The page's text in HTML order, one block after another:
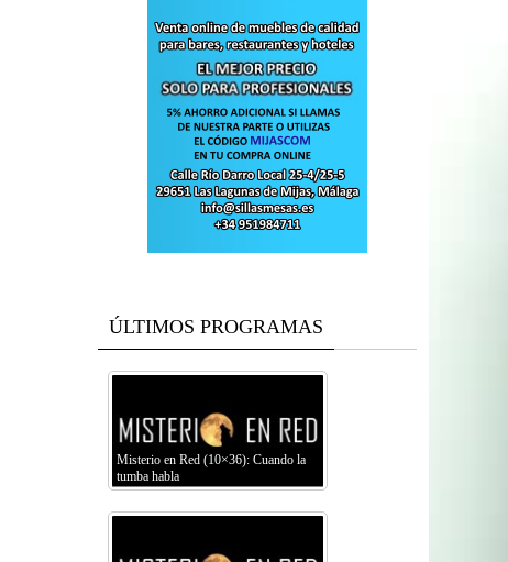
ÚLTIMOS PROGRAMAS
Misterio en Red (10×36): Cuando la
tumba habla